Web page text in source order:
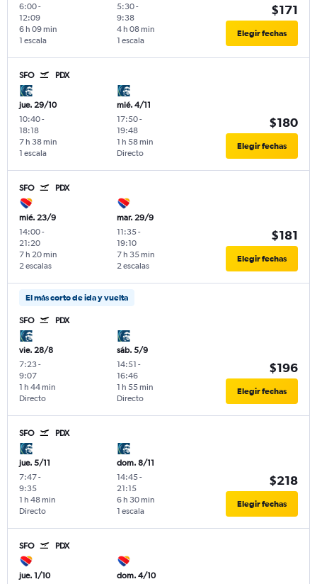
6:00-
12:09
1 escala
6 h 09 min
5:30-
9:38
1 escala
4 h 08 min
$171
Elegir fechas
SFO PDX
jue. 29/10
10:40-
18:18
1 escala
7 h 38 min
mié. 4/11
17:50-
19:48
Directo
1 h 58 min
$180
Elegir fechas
SFO PDX
mié. 23/9
14:00-
21:20
2 escalas
7 h 20 min
mar. 29/9
11:35-
19:10
2 escalas
7 h 35 min
$181
Elegir fechas
El más corto de ida y vuelta
SFO PDX
vie. 28/8
7:23-
9:07
Directo
1 h 44 min
sáb. 5/9
14:51 -
16:46
Directo
1 h 55 min
$196
Elegir fechas
SFO PDX
jue. 5/11
7:47-
9:35
Directo
1 h 48 min
dom. 8/11
14:45-
21:15
1 escala
6 h 30 min
$218
Elegir fechas
SFO PDX
jue. 1/10
dom. 4/10